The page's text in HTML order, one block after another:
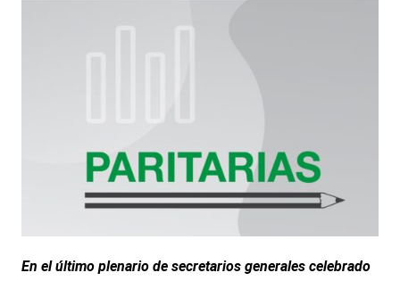
En el último plenario de secretarios generales celebrado